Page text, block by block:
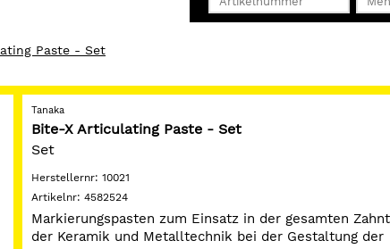
Paste - Set
Tanaka
Bite-X Articulating Paste - Set
Set
Herstellernr: 10021
Artikelnr: 4582524
Markierungspasten zum Einsatz in der gesamten
der Keramik und Metalltechnik bei der Gestaltung der